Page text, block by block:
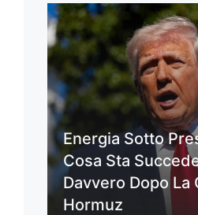
Energia Sotto
Cosa Sta
Davvero Dopo La
Hormuz